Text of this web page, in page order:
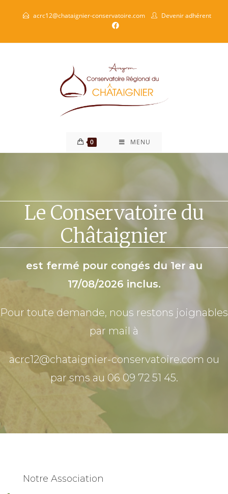
acrc12@chataignier-conservatoire.com Devenir adhérent
0 MENU
Le Conservatoire du
Châtaignier
est fermé pour congés du 1er au
17/08/2026 inclus.
Pour toute demande, nous restons joignables
par mail à
acrc12@chataignier-conservatoire.com ou
par sms au 06 09 72 51 45.
Notre Association